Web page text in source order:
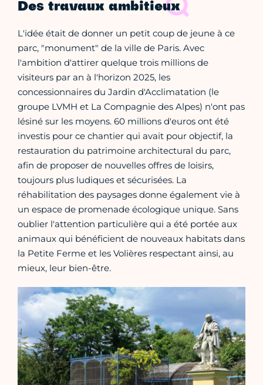
Des travaux ambitieux
L'idée était de donner un petit coup de jeune à ce
parc, "monument" de la ville de Paris. Avec
l'ambition d'attirer quelque trois millions de
visiteurs par an à l'horizon 2025, les
concessionnaires du Jardin d'Acclimatation (le
groupe LVMH et La Compagnie des Alpes) n'ont pas
lésiné sur les moyens. 60 millions d'euros ont été
investis pour ce chantier qui avait pour objectif, la
restauration du patrimoine architectural du parc,
afin de proposer de nouvelles offres de loisirs,
toujours plus ludiques et sécurisées. La
réhabilitation des paysages donne également vie à
un espace de promenade écologique unique. Sans
oublier l'attention particulière qui a été portée aux
animaux qui bénéficient de nouveaux habitats dans
la Petite Ferme et les Volières respectant ainsi, au
mieux, leur bien-être.